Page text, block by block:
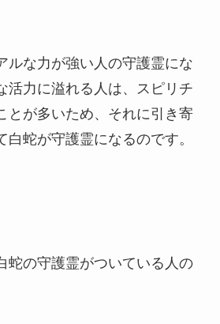
ルな力が強い人の守護霊にな
活力に溢れる人は、スピリチ
とが多いため、それに引き寄
蛇が守護霊になるのです。
蛇の守護霊がついている人の